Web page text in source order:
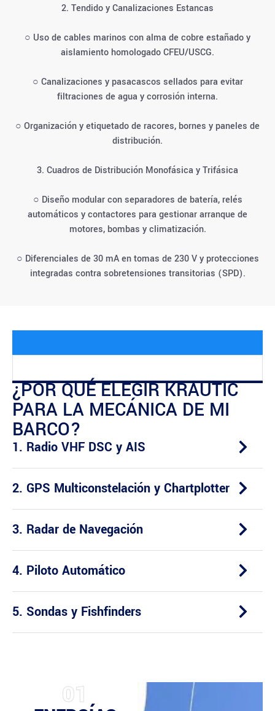
2. Tendido y Canalizaciones Estancas
○ Uso de cables marinos con alma de cobre estañado y
aislamiento homologado CFEU/USCG.
○ Canalizaciones y pasacascos sellados para evitar
filtraciones de agua y corrosión interna.
○ Organización y etiquetado de racores, bornes y paneles de
distribución.
3. Cuadros de Distribución Monofásica y Trifásica
○ Diseño modular con separadores de batería, relés
automáticos y contactores para gestionar arranque de
motores, bombas y climatización.
○ Diferenciales de 30 mA en tomas de 230 V y protecciones
integradas contra sobretensiones transitorias (SPD).
¿POR QUÉ ELEGIR KRAUTIC
PARA LA MECÁNICA DE MI
BARCO?
1. Radio VHF DSC y AIS
2. GPS Multiconstelación y Chartplotter
3. Radar de Navegación
4. Piloto Automático
5. Sondas y Fishfinders
01